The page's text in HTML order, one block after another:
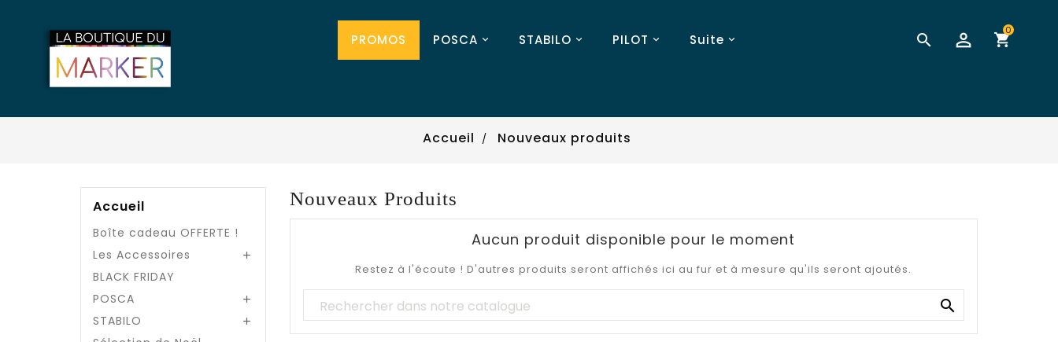
0

PROMOS POSCA STABILO PILOT Suite
Accueil Nouveaux produits
Accueil
Boîte cadeau OFFERTE !
Les Accessoires

BLACK FRIDAY
POSCA

STABILO 
Nouveaux Produits
Aucun produit disponible pour le moment
Restez à l'écoute ! D'autres produits seront affichés ici au fur et à mesure qu'ils seront ajoutés.
